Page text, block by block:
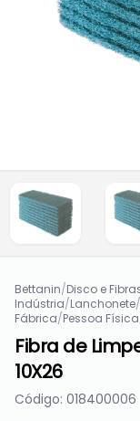
Bettanin/Disco e
Indústria/Lanchonete/
Fábrica/Pessoa Física
Fibra de
10X26
Código: 018400006